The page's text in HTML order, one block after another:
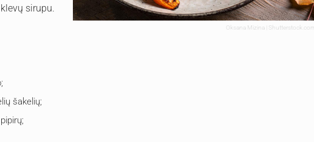
Oksana Mizina | Shutterstock.com
sirupu.
šakelių;